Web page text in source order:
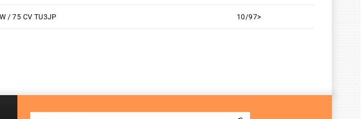
/ 75 CV TU3JP 10/97>